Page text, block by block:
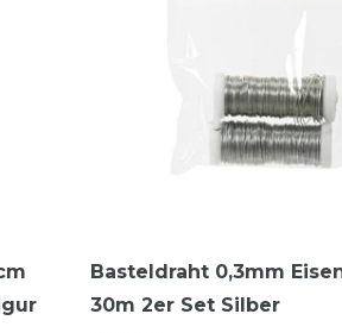
Basteldraht 0,3mm
30m 2er Set Silber